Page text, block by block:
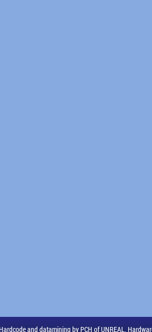
Hardcode and datamining by PCH of UNREAL,